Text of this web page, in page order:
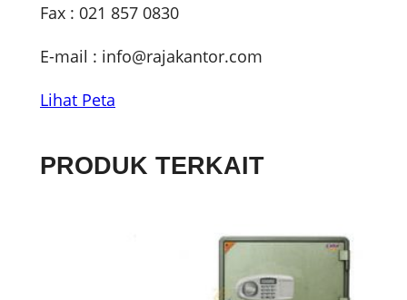
Fax : 021 857 0830
E-mail : info@rajakantor.com
Lihat Peta
PRODUK TERKAIT